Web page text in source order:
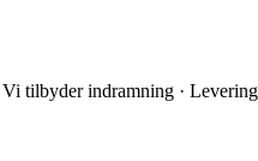
tilbyder indramning ·